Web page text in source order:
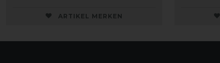
ARTIKEL MERKEN